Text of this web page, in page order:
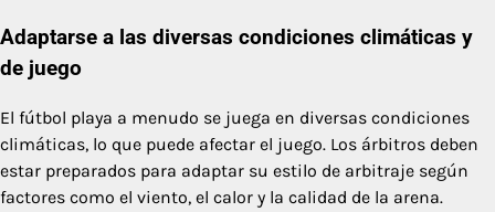
Adaptarse a las diversas condiciones climáticas y
de juego
El fútbol playa a menudo se juega en diversas condiciones
climáticas, lo que puede afectar el juego. Los árbitros deben
estar preparados para adaptar su estilo de arbitraje según
factores como el viento, el calor y la calidad de la arena.